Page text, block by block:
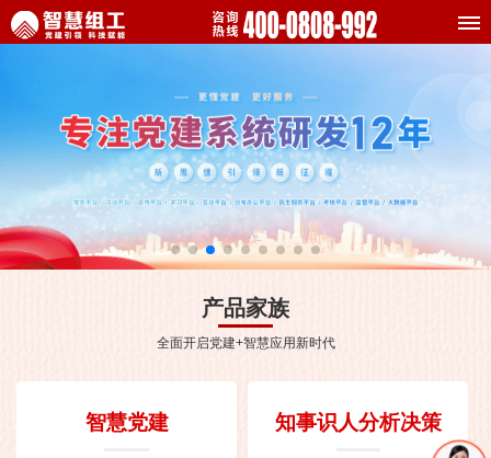
产品家族
全面开启党建+智慧应用新时代
智慧党建 知事识人分析决策